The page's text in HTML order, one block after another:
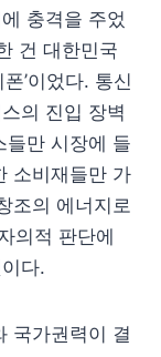
충격을 주었
건 대한민국
’이었다. 통신
의 진입 장벽
들만 시장에 들
소비재들만 가
조의 에너지로
의적 판단에
다.
국가권력이 결